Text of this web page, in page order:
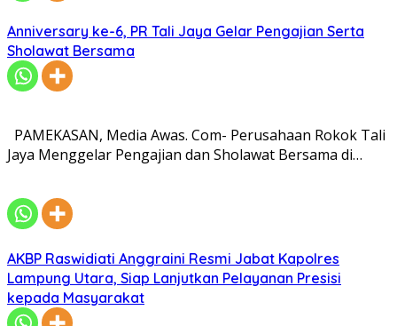
Anniversary ke-6, PR Tali Jaya Gelar Pengajian Serta
Sholawat Bersama
PAMEKASAN, Media Awas. Com- Perusahaan Rokok Tali
Jaya Menggelar Pengajian dan Sholawat Bersama di…
AKBP Raswidiati Anggraini Resmi Jabat Kapolres
Lampung Utara, Siap Lanjutkan Pelayanan Presisi
kepada Masyarakat